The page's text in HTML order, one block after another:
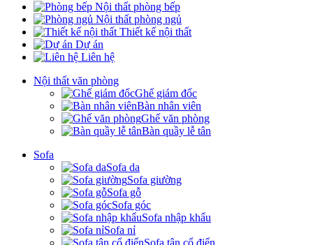
Nội thất phòng bếp
Nội thất phòng ngủ
Thiết kế nội thất
Dự án
Liên hệ
Nội thất văn phòng
Ghế giám đốc
Bàn nhân viên
Ghế văn phòng
Bàn quầy lễ tân
Sofa
Sofa da
Sofa giường
Sofa gỗ
Sofa góc
Sofa nhập khẩu
Sofa nỉ